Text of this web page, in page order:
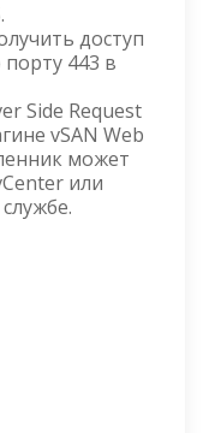
доступ
443 в
Side Request
vSAN Web
может
или